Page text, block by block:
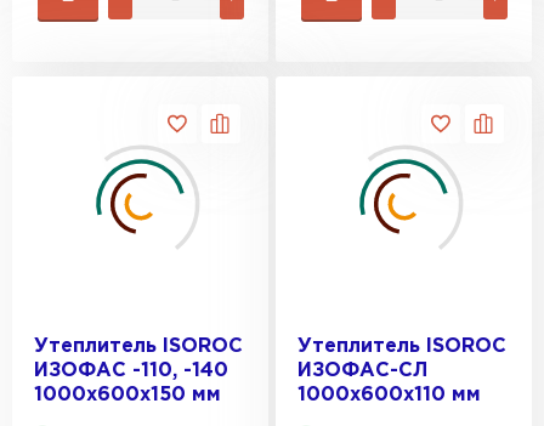
Утеплитель ISOROC
ИЗОФАС -110, -140
1000х600х150 мм
Утеплитель ISOROC
ИЗОФАС-СЛ
1000х600х110 мм